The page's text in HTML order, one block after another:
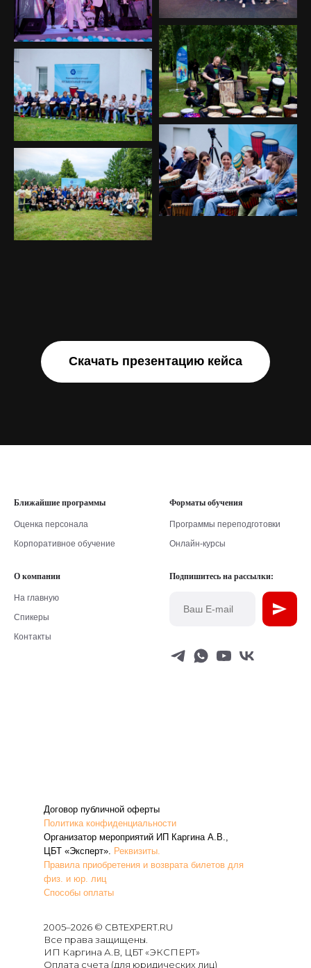
Скачать презентацию кейса
Ближайшие программы
Оценка персонала
Корпоративное обучение
Форматы обучения
Программы переподготовки
Онлайн-курсы
О компании
На главную
Спикеры
Контакты
Подпишитесь на рассылки:
2005–2026 © CBTEXPERT.RU
Все права защищены.
ИП Каргина А.В, ЦБТ «ЭКСПЕРТ»
Оплата счета (для юридических лиц)
Договор публичной оферты
Политика конфиденциальности
Организатор мероприятий ИП Каргина А.В.,
ЦБТ «Эксперт». Реквизиты.
Правила приобретения и возврата билетов для
физ. и юр. лиц
Способы оплаты